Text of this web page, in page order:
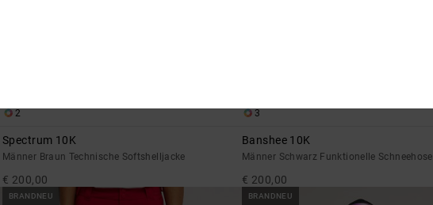
2
Spectrum 10K
Männer Braun Technische Softshelljacke
€ 200,00
3
Banshee 10K
Männer Schwarz Funktionelle Schneehose
€ 200,00
BRANDNEU BRANDNEU